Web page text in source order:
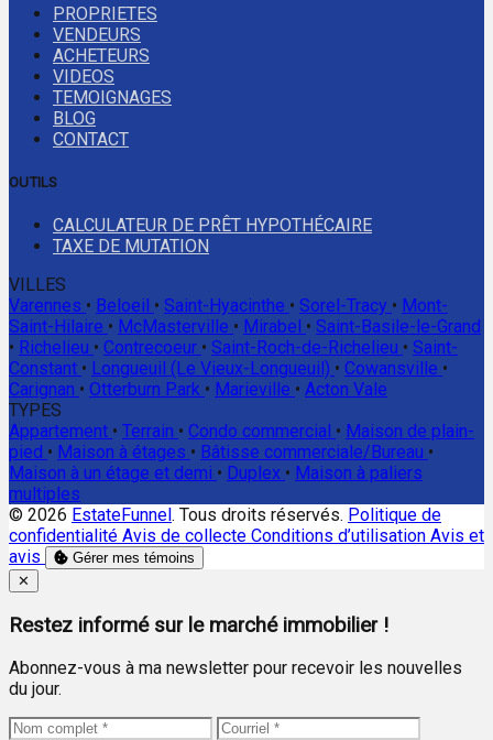
PROPRIETES
VENDEURS
ACHETEURS
VIDEOS
TEMOIGNAGES
BLOG
CONTACT
OUTILS
CALCULATEUR DE PRÊT HYPOTHÉCAIRE
TAXE DE MUTATION
VILLES
Varennes • Beloeil • Saint-Hyacinthe • Sorel-Tracy • Mont-
Saint-Hilaire • McMasterville • Mirabel • Saint-Basile-le-Grand
• Richelieu • Contrecoeur • Saint-Roch-de-Richelieu • Saint-
Constant • Longueuil (Le Vieux-Longueuil) • Cowansville •
Carignan • Otterburn Park • Marieville • Acton Vale
TYPES
Appartement • Terrain • Condo commercial • Maison de plain-
pied • Maison à étages • Bâtisse commerciale/Bureau •
Maison à un étage et demi • Duplex • Maison à paliers
multiples
© 2026 EstateFunnel. Tous droits réservés. Politique de
confidentialité Avis de collecte Conditions d’utilisation Avis et
avis
Gérer mes témoins
Close
✕
Restez informé sur le marché immobilier !
Abonnez-vous à ma newsletter pour recevoir les nouvelles
du jour.